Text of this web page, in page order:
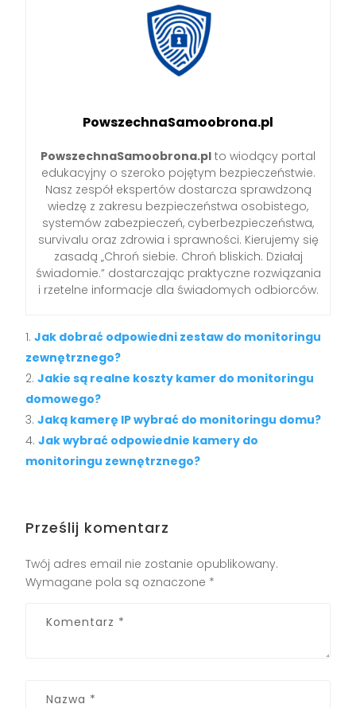
PowszechnaSamoobrona.pl
PowszechnaSamoobrona.pl to wiodący portal
edukacyjny o szeroko pojętym bezpieczeństwie.
Nasz zespół ekspertów dostarcza sprawdzoną
wiedzę z zakresu bezpieczeństwa osobistego,
systemów zabezpieczeń, cyberbezpieczeństwa,
survivalu oraz zdrowia i sprawności. Kierujemy się
zasadą „Chroń siebie. Chroń bliskich. Działaj
świadomie.” dostarczając praktyczne rozwiązania
i rzetelne informacje dla świadomych odbiorców.
Jak dobrać odpowiedni zestaw do monitoringu
zewnętrznego?
Jakie są realne koszty kamer do monitoringu
domowego?
Jaką kamerę IP wybrać do monitoringu domu?
Jak wybrać odpowiednie kamery do
monitoringu zewnętrznego?
Prześlij komentarz
Twój adres email nie zostanie opublikowany.
Wymagane pola są oznaczone *